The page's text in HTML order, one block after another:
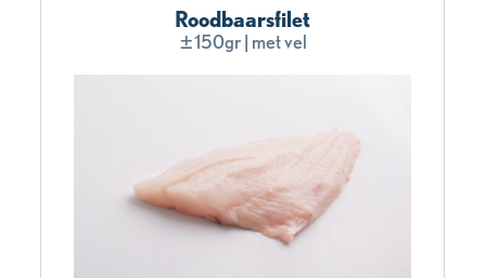
Roodbaarsfilet
±150gr | met vel